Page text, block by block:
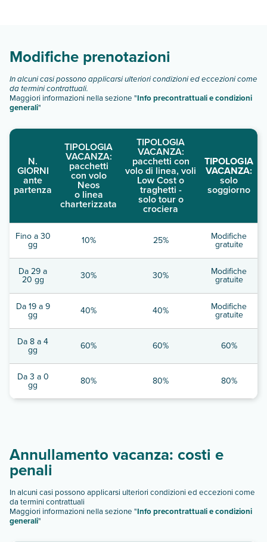
Modifiche prenotazioni
In alcuni casi possono applicarsi ulteriori condizioni ed eccezioni come
da termini contrattuali.
Maggiori informazioni nella sezione "Info precontrattuali e condizioni
generali"
N.
GIORNI
ante
partenza
TIPOLOGIA
VACANZA:
pacchetti
con volo
Neos
o linea
charterizzata
TIPOLOGIA
VACANZA:
pacchetti con
volo di linea, voli
Low Cost o
traghetti -
solo tour o
crociera
TIPOLOGIA
VACANZA:
solo
soggiorno
Fino a 30
gg 10% 25% Modifiche
gratuite
Da 29 a
20 gg 30% 30% Modifiche
gratuite
Da 19 a 9
gg 40% 40% Modifiche
gratuite
Da 8 a 4
gg 60% 60% 60%
Da 3 a 0
gg 80% 80% 80%
Annullamento vacanza: costi e
penali
In alcuni casi possono applicarsi ulteriori condizioni ed eccezioni come
da termini contrattuali
Maggiori informazioni nella sezione "Info precontrattuali e condizioni
generali"